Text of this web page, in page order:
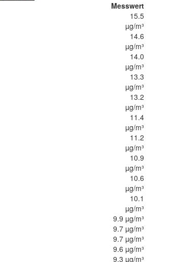
Messwert
15.5
µg/m³
14.6
µg/m³
14.0
µg/m³
13.3
µg/m³
13.2
µg/m³
11.4
µg/m³
11.2
µg/m³
10.9
µg/m³
10.6
µg/m³
10.1
µg/m³
9.9 µg/m³
9.7 µg/m³
9.7 µg/m³
9.6 µg/m³
9.3 µg/m³